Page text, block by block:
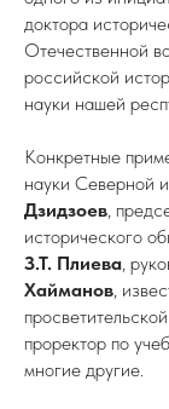
доктора
Отечественной
российской
науки нашей
Конкретные
науки Северной
Дзидзоев,
исторического
З.Т. Плиева,
Хайманов,
проректор по
многие другие.